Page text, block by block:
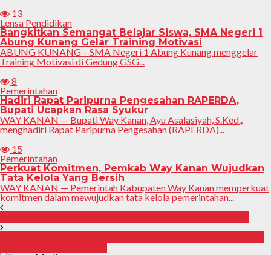
13
Lensa Pendidikan
Bangkitkan Semangat Belajar Siswa, SMA Negeri 1
Abung Kunang Gelar Training Motivasi
ABUNG KUNANG – SMA Negeri 1 Abung Kunang menggelar
Training Motivasi di Gedung GSG...
8
Pemerintahan
Hadiri Rapat Paripurna Pengesahan RAPERDA,
Bupati Ucapkan Rasa Syukur
WAY KANAN — Bupati Way Kanan, Ayu Asalasiyah, S.Ked.,
menghadiri Rapat Paripurna Pengesahan (RAPERDA)...
15
Pemerintahan
Perkuat Komitmen, Pemkab Way Kanan Wujudkan
Tata Kelola Yang Bersih
WAY KANAN — Pemerintah Kabupaten Way Kanan memperkuat
komitmen dalam mewujudkan tata kelola pemerintahan...